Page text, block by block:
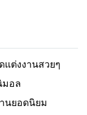
แต่งงานสวยๆ
มอล
นยอดนิยม